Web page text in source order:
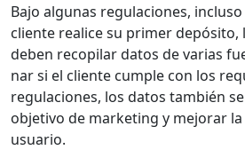
Bajo algu­nas reg­u­la­ciones,
cliente real­ice su primer depósi­to,
deben recopi­lar datos de varias
nar si el cliente cumple con los
reg­u­la­ciones, los datos tam­bién
obje­ti­vo de mar­ket­ing y mejo­rar
usuario.